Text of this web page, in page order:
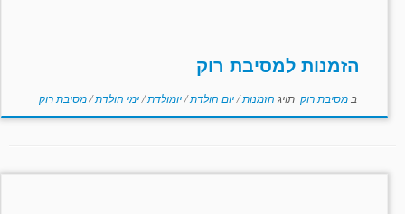
הזמנות למסיבת רוק
ב מסיבת רוק תויג הזמנות/יום הולדת/יומולדת/ימי הולדת/מסיבת רוק